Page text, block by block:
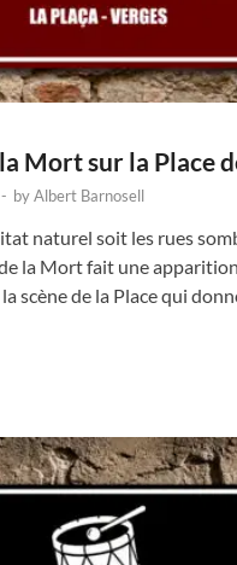
Mort sur la Place
- byAlbert Barnosell
naturel soit les rues
la Mort fait une apparition
scène de la Place qui